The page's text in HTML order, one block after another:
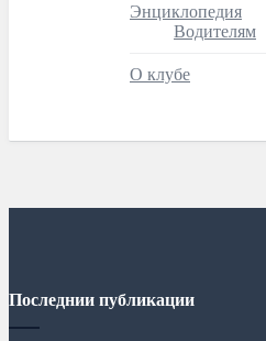
Энциклопедия
Водителям
О клубе
Последнии публикации